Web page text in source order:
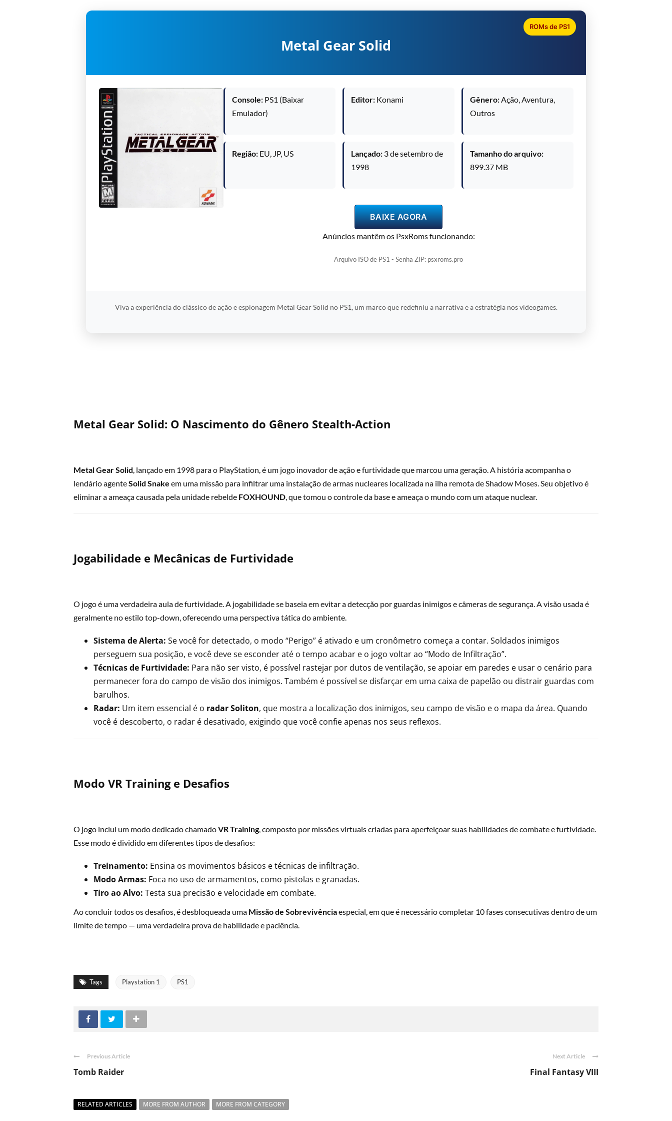
Metal Gear Solid
ROMs de PS1
Console: PS1 (Baixar
Emulador)
Editor: Konami Gênero:Ação, Aventura,
Outros
Região: EU, JP, US Lançado: 3 de setembro de
1998
Tamanho do arquivo:
899.37 MB
BAIXE AGORA
Anúncios mantêm os PsxRoms funcionando:
Arquivo ISO de PS1 - Senha ZIP: psxroms.pro
Viva a experiência do clássico de ação e espionagem Metal Gear Solid no PS1, um marco que redefiniu a narrativa e a estratégia nos videogames.
Metal Gear Solid: O Nascimento do Gênero Stealth-Action
Metal Gear Solid, lançado em 1998 para o PlayStation, é um jogo inovador de ação e furtividade que marcou uma geração. A história acompanha o
lendário agenteSolid Snake em uma missão para infiltrar uma instalação de armas nucleares localizada na ilha remota de Shadow Moses. Seu objetivo é
eliminar a ameaça causada pela unidade rebelde FOXHOUND, que tomou o controle da base e ameaça o mundo com um ataque nuclear.
Jogabilidade e Mecânicas de Furtividade
O jogo é uma verdadeira aula de furtividade. A jogabilidade se baseia em evitar a detecção por guardas inimigos e câmeras de segurança. A visão usada é
geralmente no estilo top-down, oferecendo uma perspectiva tática do ambiente.
Sistema de Alerta: Se você for detectado, o modo “Perigo” é ativado e um cronômetro começa a contar. Soldados inimigos
perseguem sua posição, e você deve se esconder até o tempo acabar e o jogo voltar ao “Modo de Infiltração”.
Técnicas de Furtividade: Para não ser visto, é possível rastejar por dutos de ventilação, se apoiar em paredes e usar o cenário para
permanecer fora do campo de visão dos inimigos. Também é possível se disfarçar em uma caixa de papelão ou distrair guardas com
barulhos.
Radar: Um item essencial é o radar Soliton, que mostra a localização dos inimigos, seu campo de visão e o mapa da área. Quando
você é descoberto, o radar é desativado, exigindo que você confie apenas nos seus reflexos.
Modo VR Training e Desafios
O jogo inclui um modo dedicado chamadoVR Training, composto por missões virtuais criadas para aperfeiçoar suas habilidades de combate e furtividade.
Esse modo é dividido em diferentes tipos de desafios:
Treinamento: Ensina os movimentos básicos e técnicas de infiltração.
Modo Armas: Foca no uso de armamentos, como pistolas e granadas.
Tiro ao Alvo: Testa sua precisão e velocidade em combate.
Ao concluir todos os desafios, é desbloqueada uma Missão de Sobrevivênciaespecial, em que é necessário completar 10 fases consecutivas dentro de um
limite de tempo — uma verdadeira prova de habilidade e paciência.
Tags Playstation 1 PS1
Previous Article
Tomb Raider
Next Article
Final Fantasy VIII
RELATED ARTICLES MORE FROM AUTHOR MORE FROM CATEGORY